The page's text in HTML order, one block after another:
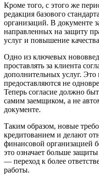
Кроме того, с этого же
редакция базового
организаций. В документе
направленных на защиту
услуг и повышение
Одно из ключевых
проставлять за клиента
дополнительных услуг. Это
предоставляются не
Теперь согласие должно
самим заемщиком, а не
документе.
Таким образом, новые
кредитованием и делают
финансовой организацией
это означает больше
— переход к более
работы.